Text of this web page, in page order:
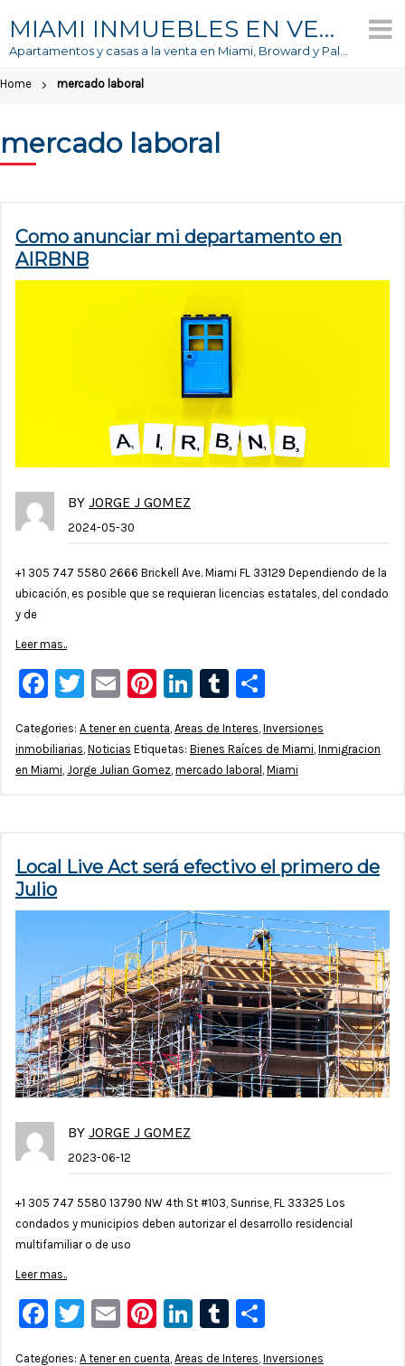
content
MIAMI INMUEBLES EN VENTA
Home mercado laboral
mercado laboral
Como anunciar mi departamento en
AIRBNB
BY JORGE J GOMEZ
2024-05-30
+1 305 747 5580 2666 Brickell Ave. Miami FL 33129 Dependiendo de la
ubicación, es posible que se requieran licencias estatales, del condado
y de
Leer mas..
Facebook
Twitter
EmailPinterest
LinkedIn
Tumblr
Categories: A tener en cuenta, Areas de Interes, Inversiones
inmobiliarias, Noticias Etiquetas: Bienes Raíces de Miami, Inmigracion
en Miami, Jorge Julian Gomez, mercado laboral , Miami
Local Live Act será efectivo el primero de
Julio
BY JORGE J GOMEZ
2023-06-12
+1 305 747 5580 13790 NW 4th St #103, Sunrise, FL 33325 Los
condados y municipios deben autorizar el desarrollo residencial
multifamiliar o de uso
Leer mas..
Facebook
Twitter
EmailPinterest
LinkedIn
Tumblr
Categories: A tener en cuenta, Areas de Interes, Inversiones